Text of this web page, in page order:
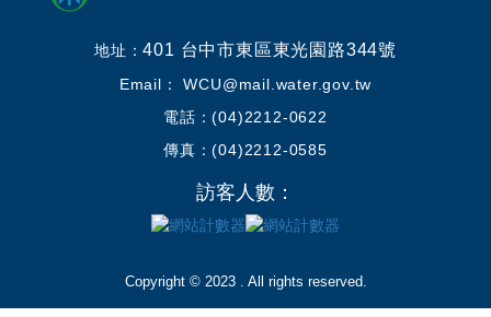
地址：401 台中市東區東光園路344號
Email： WCU@mail.water.gov.tw
電話：(04)2212-0622
傳真：(04)2212-0585
訪客人數：
Copyright © 2023 . All rights reserved.